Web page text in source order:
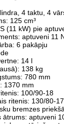
4 taktu, 4
125 cm³
(11 kW) pie
aptuveni 11
6 pakāpju
14 l
138 kg
780 mm
1370 mm
100/90-18
ritenis: 130/80-17
bremzes
ātrums: aptuveni